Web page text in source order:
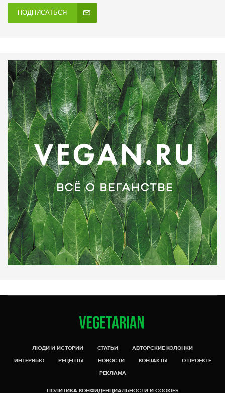
ПОДПИСАТЬСЯ
ЛЮДИ И ИСТОРИИ СТАТЬИ
АВТОРСКИЕ КОЛОНКИ
ИНТЕРВЬЮ
РЕЦЕПТЫ НОВОСТИ КОНТАКТЫ
О ПРОЕКТЕ
РЕКЛАМА
ПОЛИТИКА КОНФИДЕНЦИАЛЬНОСТИ И COOKIES